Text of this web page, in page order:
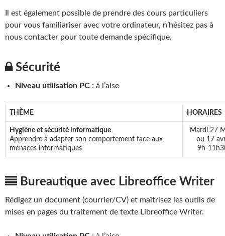
Il est également possible de prendre des cours particuliers
pour vous familiariser avec votre ordinateur, n’hésitez pas à
nous contacter pour toute demande spécifique.
Sécurité
Niveau utilisation PC : à l’aise
THÈME HORAIRES
Hygiène et sécurité informatique
Apprendre à adapter son comportement face aux
menaces informatiques
Mardi 27
ou 17
9h-
Bureautique avec Libreoffice Writer
Rédigez un document (courrier/CV) et maîtrisez les outils de
mises en pages du traitement de texte Libreoffice Writer.